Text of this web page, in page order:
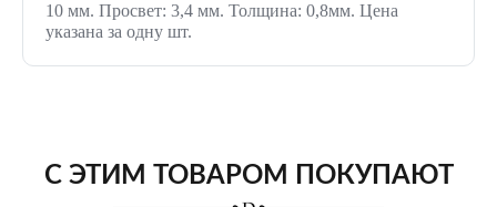
10 мм. Просвет: 3,4 мм. Толщина: 0,8мм. Цена
указана за одну шт.
С ЭТИМ ТОВАРОМ ПОКУПАЮТ